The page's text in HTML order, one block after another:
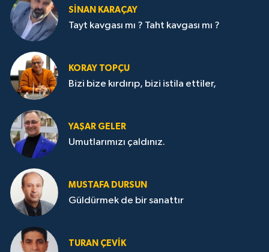
SİNAN KARAÇAY
Tayt kavgası mı ? Taht kavgası mı ?
KORAY TOPÇU
Bizi bize kırdırıp, bizi istila ettiler,
YAŞAR GELER
Umutlarımızı çaldınız.
MUSTAFA DURSUN
Güldürmek de bir sanattır
TURAN ÇEVİK